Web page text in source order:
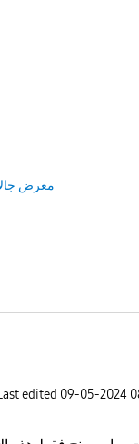
معرض
edited ‎09-05-2024